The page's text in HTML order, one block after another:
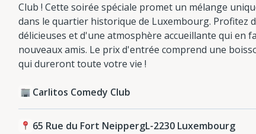
Club ! Cette soirée spéciale promet un mélange
dans le quartier historique de Luxembourg. Profitez
délicieuses et d'une atmosphère accueillante qui en
nouveaux amis. Le prix d'entrée comprend une
qui dureront toute votre vie !
Carlitos Comedy Club
65 Rue du Fort NeippergL-2230 Luxembourg